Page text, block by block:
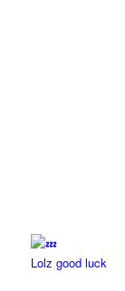
Lolz good luck